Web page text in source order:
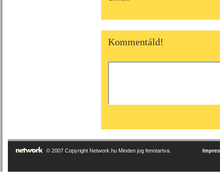
Kommentáld!
© 2007 Copyright Network.hu Minden jog fenntartva.